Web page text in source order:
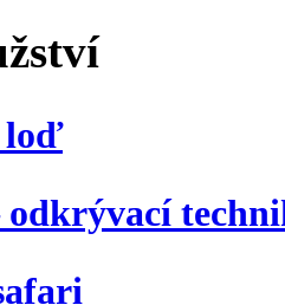
loď
odkrývací